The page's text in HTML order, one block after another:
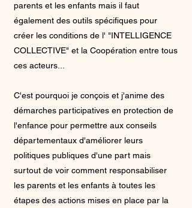
parents et les enfants mais il faut
également des outils spécifiques pour
créer les conditions de l' "INTELLIGENCE
COLLECTIVE" et la Coopération entre tous
ces acteurs...
C'est pourquoi je conçois et j'anime des
démarches participatives en protection de
l'enfance pour permettre aux conseils
départementaux d'améliorer leurs
politiques publiques d'une part mais
surtout de voir comment responsabiliser
les parents et les enfants à toutes les
étapes des actions mises en place par la